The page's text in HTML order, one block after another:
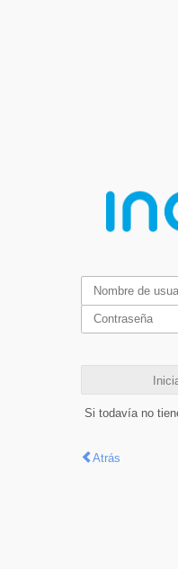
Si todavía no
Atrás